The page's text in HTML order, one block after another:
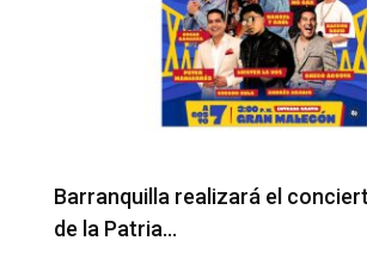
Hebert Vargas, el artista
la…